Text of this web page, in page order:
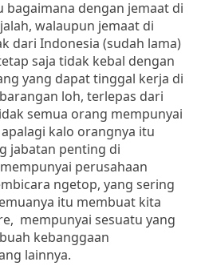
bagaimana dengan jemaat di
walaupun jemaat di
dari Indonesia (sudah lama)
saja tidak kebal dengan
yang dapat tinggal kerja di
loh, terlepas dari
semua orang mempunyai
kalo orangnya itu
jabatan penting di
perusahaan
ngetop, yang sering
itu membuat kita
mempunyai sesuatu yang
kebanggaan
lainnya.